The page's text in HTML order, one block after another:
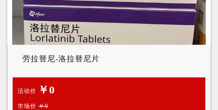
劳拉替尼-洛拉替尼片
活动价 ￥0
市场价 ￥0